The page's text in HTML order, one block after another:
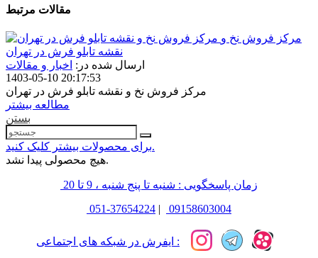
مقالات مرتبط
مرکز فروش نخ و
نقشه تابلو فرش در تهران
ارسال شده در: اخبار و مقالات
1403-05-10 20:17:53
مرکز فروش نخ و نقشه تابلو فرش در تهران
مطالعه بیشتر
بستن
برای محصولات بیشتر کلیک کنید.
هیچ محصولی پیدا نشد.
زمان پاسخگویی : شنبه تا پنج شنبه ، 9 تا 20
051-37654224 | 09158603004
ایفرش در شبکه های اجتماعی :